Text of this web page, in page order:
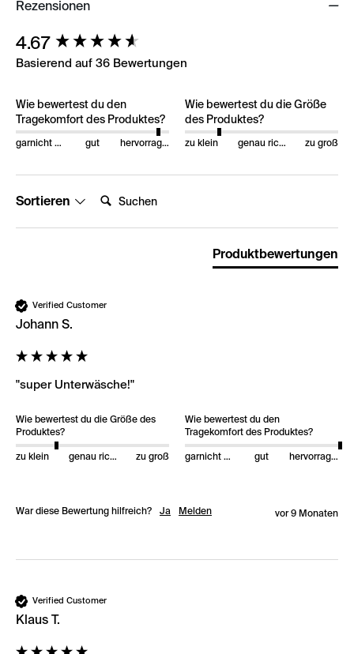
Rezensionen
4.67
Basierend auf 36 Bewertungen
Wie bewertest du den
Tragekomfort des Produktes?
garnicht gut gut hervorragend
Wie bewertest du die Größe
des Produktes?
zu klein genau richtig zu groß
Sortieren
Produktbewertungen
Verified Customer
Johann S.
"super Unterwäsche!"
Wie bewertest du die Größe des
Produktes?
zu klein genau richtig zu groß
Wie bewertest du den
Tragekomfort des Produktes?
garnicht gut gut hervorragend
War diese Bewertung hilfreich? Ja Melden vor 9 Monaten
Verified Customer
Klaus T.
New content loaded